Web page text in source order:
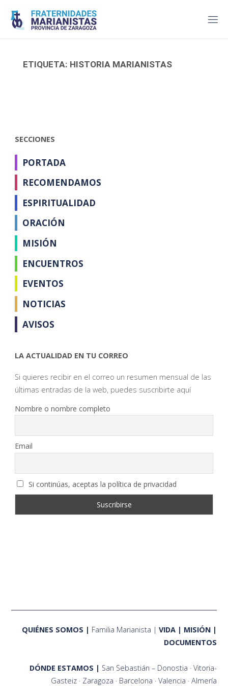
contenido
ETIQUETA: HISTORIA MARIANISTAS
SECCIONES
PORTADA
RECOMENDAMOS
ESPIRITUALIDAD
ORACIÓN
MISIÓN
ENCUENTROS
EVENTOS
NOTICIAS
AVISOS
LA ACTUALIDAD EN TU CORREO
Si quieres recibir en el correo un resumen mensual de las
últimas entradas de la web, puedes suscribirte aquí
Nombre o nombre completo
Email
Si continúas, aceptas la política de privacidad
QUIÉNES SOMOS Familia Marianista VIDA
MISIÓN
DOCUMENTOS
DÓNDE ESTAMOS San Sebastián – Donostia
Vitoria-
Gasteiz
Zaragoza Barcelona Valencia Almería